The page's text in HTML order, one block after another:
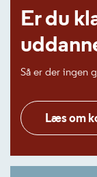
Er du
Så er der ingen
Læs om